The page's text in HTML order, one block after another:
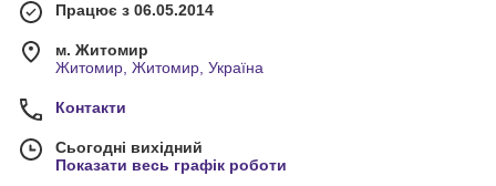
Працює з 06.05.2014
м. Житомир
Житомир, Житомир, Україна
Контакти
Сьогодні вихідний
Показати весь графік роботи